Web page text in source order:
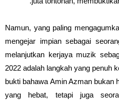
Namun, yang paling
mengejar impian sebagai
melanjutkan kerjaya muzik
2022 adalah langkah yang penuh
bukti bahawa Amin Azman bukan
yang hebat, tetapi juga